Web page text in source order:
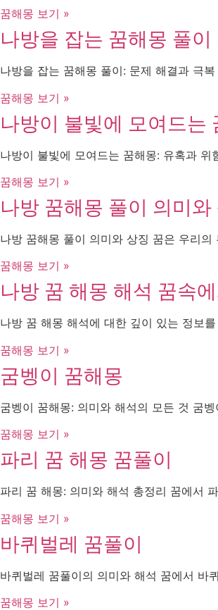
꿈해몽 보기 »
나방을 잡는 꿈해몽 풀
나방을 잡는 꿈해몽 풀이: 문제 해결과 극
꿈해몽 보기 »
나방이 불빛에 모여드는
나방이 불빛에 모여드는 꿈해몽: 유혹과
꿈해몽 보기 »
나방 꿈해몽 풀이 의미와
나방 꿈해몽 풀이 의미와 상징 꿈은 우리
꿈해몽 보기 »
나방 꿈 해몽 해석 꿈속
나방 꿈 해몽 해석에 대한 깊이 있는 정보
꿈해몽 보기 »
굼벵이 꿈해몽
굼벵이 꿈해몽: 의미와 해석의 모든 것 굼
꿈해몽 보기 »
파리 꿈 해몽 꿈풀이
파리 꿈 해몽: 의미와 해석 총정리 꿈에서
꿈해몽 보기 »
바퀴벌레 꿈풀이
바퀴벌레 꿈풀이의 의미와 해석 꿈에서 바
꿈해몽 보기 »